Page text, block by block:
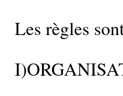
Les règles